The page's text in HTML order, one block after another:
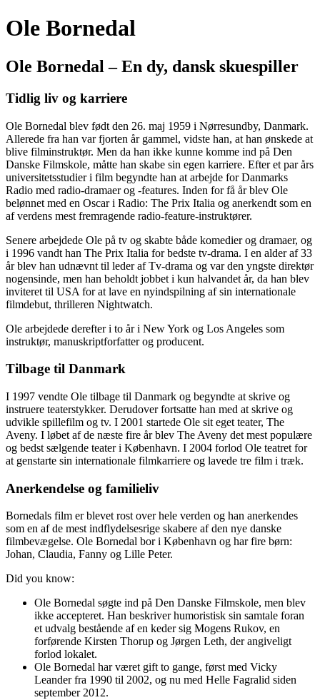
Ole Bornedal
Ole Bornedal – En dy, dansk skuespiller
Tidlig liv og karriere
Ole Bornedal blev født den 26. maj 1959 i Nørresundby, Danmark.
Allerede fra han var fjorten år gammel, vidste han, at han ønskede at
blive filminstruktør. Men da han ikke kunne komme ind på Den
Danske Filmskole, måtte han skabe sin egen karriere. Efter et par års
universitetsstudier i film begyndte han at arbejde for Danmarks
Radio med radio-dramaer og -features. Inden for få år blev Ole
belønnet med en Oscar i Radio: The Prix Italia og anerkendt som en
af verdens mest fremragende radio-feature-instruktører.
Senere arbejdede Ole på tv og skabte både komedier og dramaer, og
i 1996 vandt han The Prix Italia for bedste tv-drama. I en alder af 33
år blev han udnævnt til leder af Tv-drama og var den yngste direktør
nogensinde, men han beholdt jobbet i kun halvandet år, da han blev
inviteret til USA for at lave en nyindspilning af sin internationale
filmdebut, thrilleren Nightwatch.
Ole arbejdede derefter i to år i New York og Los Angeles som
instruktør, manuskriptforfatter og producent.
Tilbage til Danmark
I 1997 vendte Ole tilbage til Danmark og begyndte at skrive og
instruere teaterstykker. Derudover fortsatte han med at skrive og
udvikle spillefilm og tv. I 2001 startede Ole sit eget teater, The
Aveny. I løbet af de næste fire år blev The Aveny det mest populære
og bedst sælgende teater i København. I 2004 forlod Ole teatret for
at genstarte sin internationale filmkarriere og lavede tre film i træk.
Anerkendelse og familieliv
Bornedals film er blevet rost over hele verden og han anerkendes
som en af de mest indflydelsesrige skabere af den nye danske
filmbevægelse. Ole Bornedal bor i København og har fire børn:
Johan, Claudia, Fanny og Lille Peter.
Did you know:
Ole Bornedal søgte ind på Den Danske Filmskole, men blev
ikke accepteret. Han beskriver humoristisk sin samtale foran
et udvalg bestående af en keder sig Mogens Rukov, en
forførende Kirsten Thorup og Jørgen Leth, der angiveligt
forlod lokalet.
Ole Bornedal har været gift to gange, først med Vicky
Leander fra 1990 til 2002, og nu med Helle Fagralid siden
september 2012.